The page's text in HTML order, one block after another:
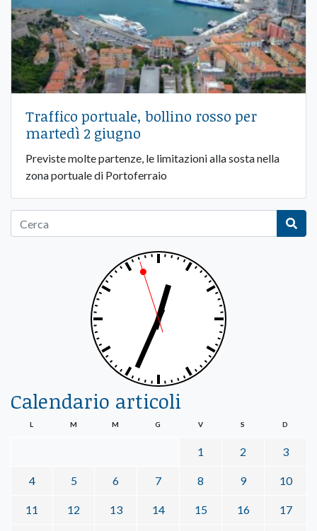
Traffico portuale, bollino rosso per
martedì 2 giugno
Previste molte partenze, le limitazioni alla sosta nella
zona portuale di Portoferraio
Calendario articoli
L M M G V S D
1 2 3
4 5 6 7 8 9 10
11 12 13 14 15 16 17